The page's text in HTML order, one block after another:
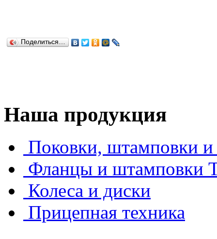
Поделиться…
Наша продукция
Поковки, штамповки и
Фланцы и штамповки
Колеса и диски
Прицепная техника